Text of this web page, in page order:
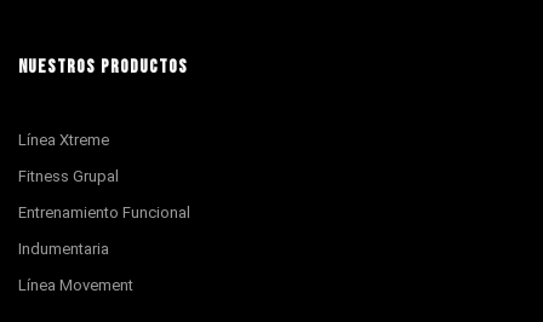
NUESTROS PRODUCTOS
Línea Xtreme
Fitness Grupal
Entrenamiento Funcional
Indumentaria
Línea Movement